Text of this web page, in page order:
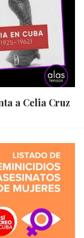
a Celia Cruz